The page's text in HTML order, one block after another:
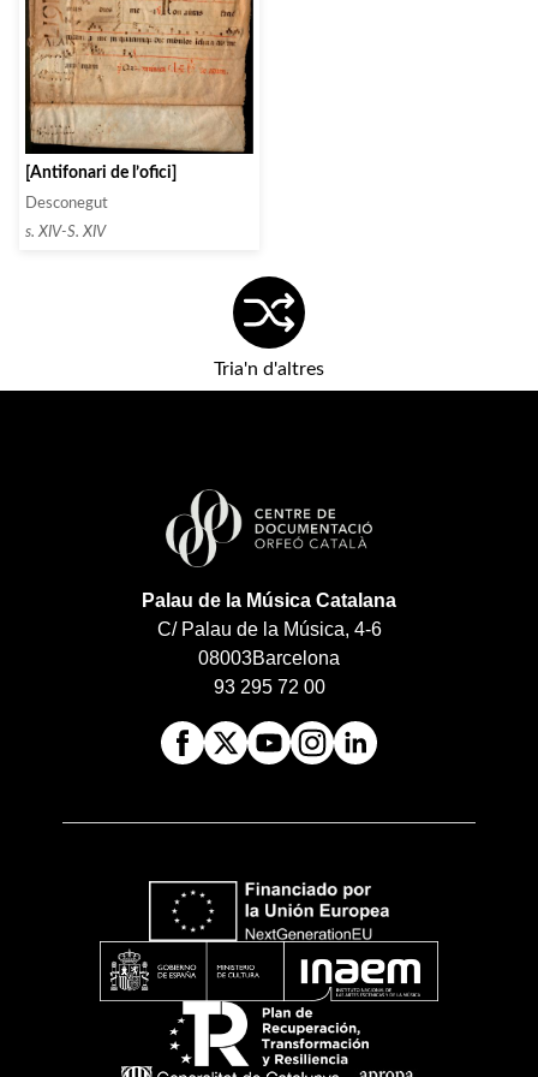
[Antifonari de l’ofici]
Desconegut
s. XIV-S. XIV
Tria'n d'altres
Palau de la Música Catalana
C/ Palau de la Música, 4-6
08003Barcelona
93 295 72 00